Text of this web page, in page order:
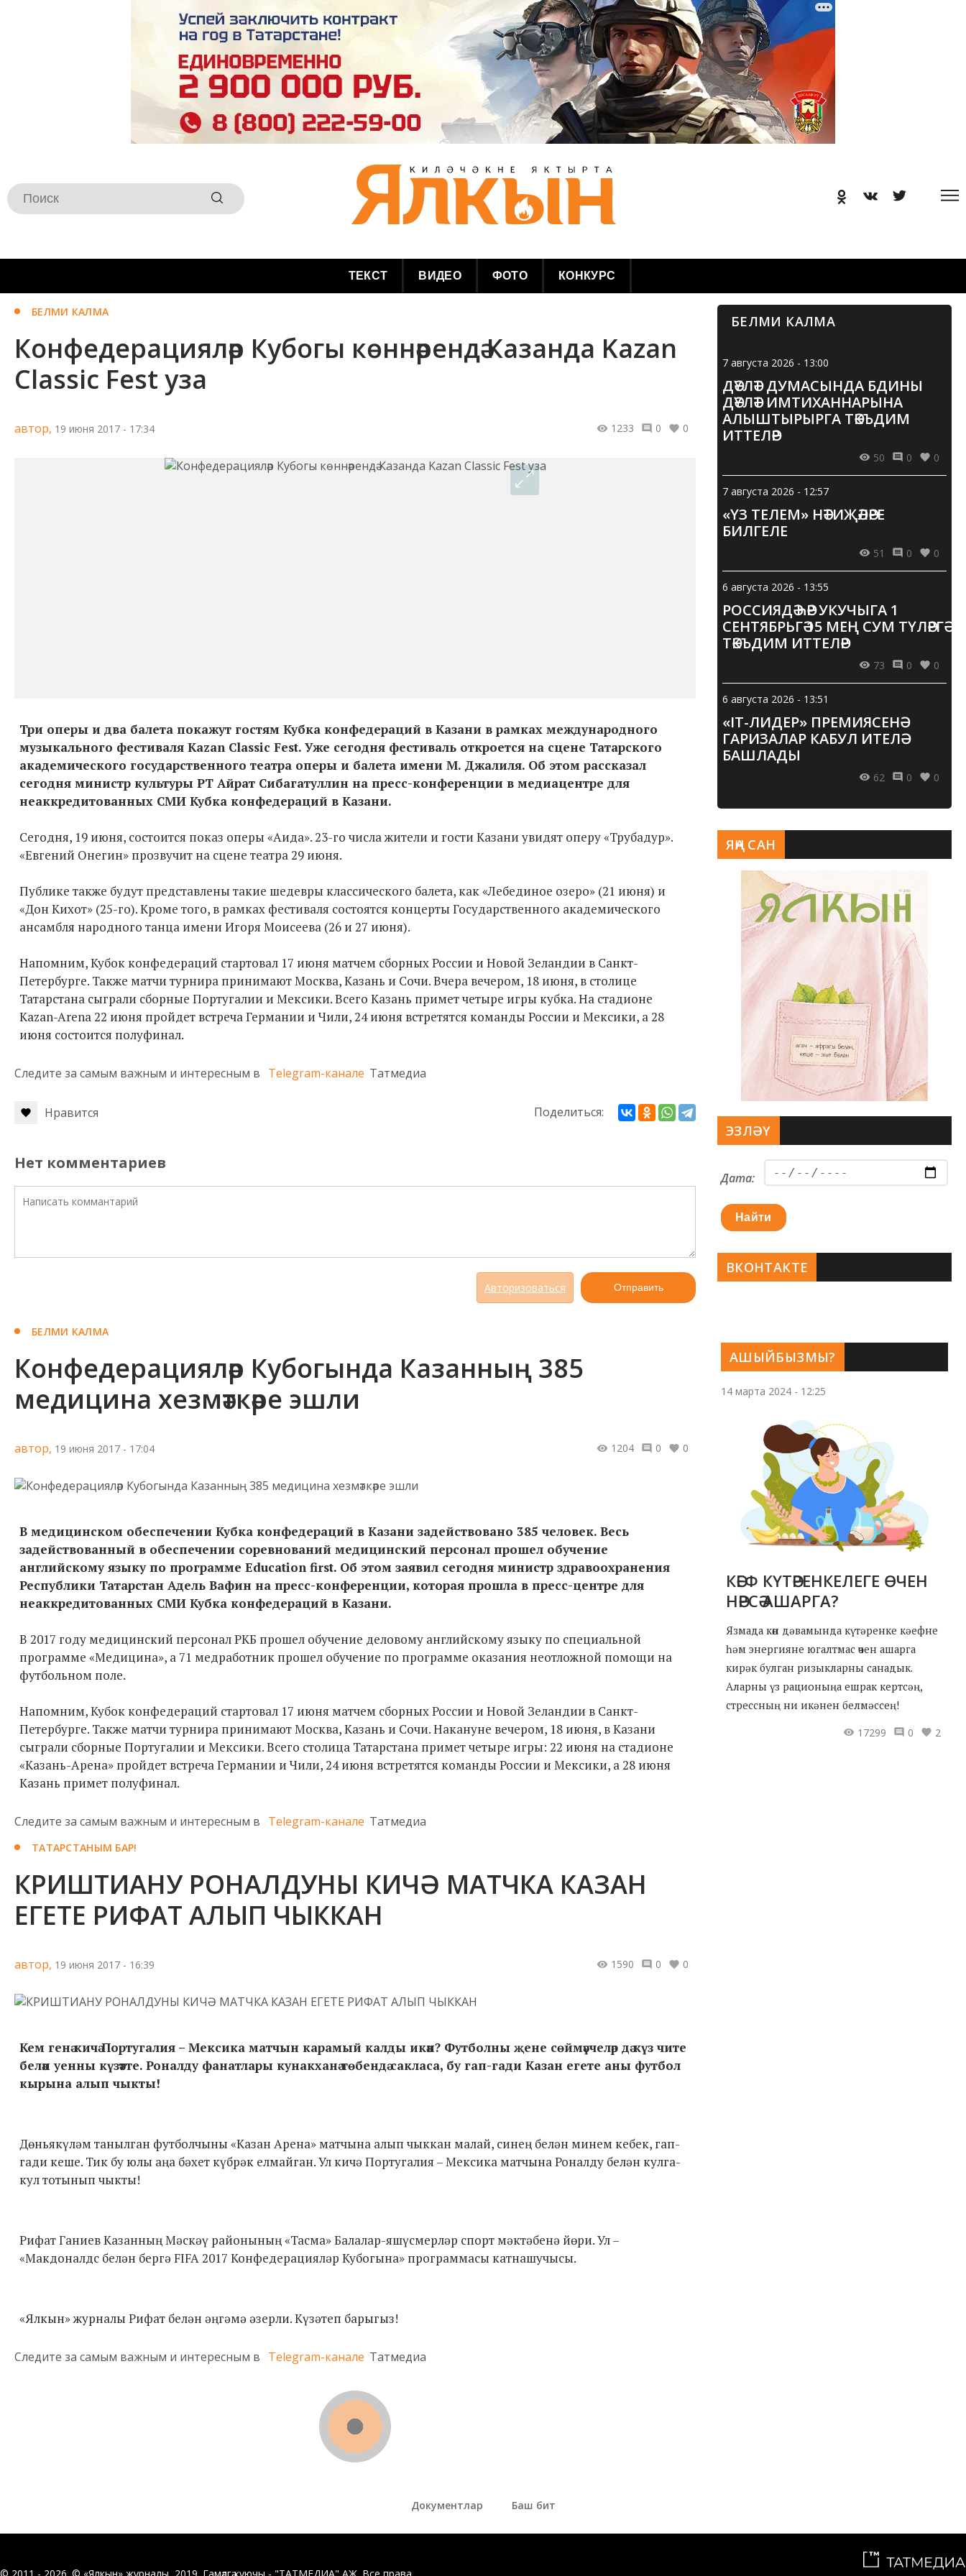
ТЕКСТ ВИДЕО ФОТО КОНКУРС
БЕЛМИ КАЛМА
Конфедерацияләр Кубогы көннәрендә Казанда Kazan
Classic Fest уза
автор, 19 июня 2017 - 17:34 1233 0 0
Три оперы и два балета покажут гостям Кубка конфедераций в Казани в рамках международного
музыкального фестиваля Kazan Classic Fest. Уже сегодня фестиваль откроется на сцене Татарского
академического государственного театра оперы и балета имени М. Джалиля. Об этом рассказал
сегодня министр культуры РТ Айрат Сибагатуллин на пресс-конференции в медиацентре для
неаккредитованных СМИ Кубка конфедераций в Казани.
Сегодня, 19 июня, состоится показ оперы «Аида». 23-го числа жители и гости Казани увидят оперу «Трубадур».
«Евгений Онегин» прозвучит на сцене театра 29 июня.
Публике также будут представлены такие шедевры классического балета, как «Лебединое озеро» (21 июня) и
«Дон Кихот» (25-го). Кроме того, в рамках фестиваля состоятся концерты Государственного академического
ансамбля народного танца имени Игоря Моисеева (26 и 27 июня).
Напомним, Кубок конфедераций стартовал 17 июня матчем сборных России и Новой Зеландии в Санкт-
Петербурге. Также матчи турнира принимают Москва, Казань и Сочи. Вчера вечером, 18 июня, в столице
Татарстана сыграли сборные Португалии и Мексики. Всего Казань примет четыре игры кубка. На стадионе
Kazan-Arena 22 июня пройдет встреча Германии и Чили, 24 июня встретятся команды России и Мексики, а 28
июня состоится полуфинал.
Следите за самым важным и интересным в Telegram-канале Татмедиа
Нравится Поделиться:
Нет комментариев
Авторизоваться Отправить
БЕЛМИ КАЛМА
Конфедерацияләр Кубогында Казанның 385
медицина хезмәткәре эшли
автор, 19 июня 2017 - 17:04 1204 0 0
В медицинском обеспечении Кубка конфедераций в Казани задействовано 385 человек. Весь
задействованный в обеспечении соревнований медицинский персонал прошел обучение
английскому языку по программе Education first. Об этом заявил сегодня министр здравоохранения
Республики Татарстан Адель Вафин на пресс-конференции, которая прошла в пресс-центре для
неаккредитованных СМИ Кубка конфедераций в Казани.
В 2017 году медицинский персонал РКБ прошел обучение деловому английскому языку по специальной
программе «Медицина», а 71 медработник прошел обучение по программе оказания неотложной помощи на
футбольном поле.
Напомним, Кубок конфедераций стартовал 17 июня матчем сборных России и Новой Зеландии в Санкт-
Петербурге. Также матчи турнира принимают Москва, Казань и Сочи. Накануне вечером, 18 июня, в Казани
сыграли сборные Португалии и Мексики. Всего столица Татарстана примет четыре игры: 22 июня на стадионе
«Казань-Арена» пройдет встреча Германии и Чили, 24 июня встретятся команды России и Мексики, а 28 июня
Казань примет полуфинал.
Следите за самым важным и интересным в Telegram-канале Татмедиа
ТАТАРСТАНЫМ БАР!
КРИШТИАНУ РОНАЛДУНЫ КИЧӘ МАТЧКА КАЗАН
ЕГЕТЕ РИФАТ АЛЫП ЧЫККАН
автор, 19 июня 2017 - 16:39 1590 0 0
Кем генә кичә Португалия – Мексика матчын карамый калды икән? Футболны җене сөймәүчеләр дә күз чите
белән уенны күзәтте. Роналду фанатлары кунакханә төбендә сакласа, бу гап-гади Казан егете аны футбол
кырына алып чыкты!
Дөньякүләм танылган футболчыны «Казан Арена» матчына алып чыккан малай, синең белән минем кебек, гап-
гади кеше. Тик бу юлы аңа бәхет күбрәк елмайган. Ул кичә Португалия – Мексика матчына Роналду белән кулга-
кул тотынып чыкты!
Рифат Ганиев Казанның Мәскәү районының «Тасма» Балалар-яшүсмерләр спорт мәктәбенә йөри. Ул –
«Макдоналдс белән бергә FIFA 2017 Конфедерацияләр Кубогына» программасы катнашучысы.
«Ялкын» журналы Рифат белән әңгәмә әзерли. Күзәтеп барыгыз!
Следите за самым важным и интересным в Telegram-канале Татмедиа
БЕЛМИ КАЛМА
7 августа 2026 - 13:00
ДӘҮЛӘТ ДУМАСЫНДА БДИНЫ
ДӘҮЛӘТ ИМТИХАННАРЫНА
АЛЫШТЫРЫРГА ТӘКЪДИМ
ИТТЕЛӘР
50 0 0
7 августа 2026 - 12:57
«ҮЗ ТЕЛЕМ» НӘТИҖӘЛӘРЕ
БИЛГЕЛЕ
51 0 0
6 августа 2026 - 13:55
РОССИЯДӘ ҺӘР УКУЧЫГА 1
СЕНТЯБРЬГӘ 15 МЕҢ СУМ ТҮЛӘРГӘ
ТӘКЪДИМ ИТТЕЛӘР
73 0 0
6 августа 2026 - 13:51
«IT-ЛИДЕР» ПРЕМИЯСЕНӘ
ГАРИЗАЛАР КАБУЛ ИТЕЛӘ
БАШЛАДЫ
62 0 0
АШЫЙБЫЗМЫ?
14 марта 2024 - 12:25
КӘЕФ КҮТӘРЕНКЕЛЕГЕ ӨЧЕН
НӘРСӘ АШАРГА?
Язмада көн дәвамында күтәренке кәефне
һәм энергияне югалтмас өчен ашарга
кирәк булган ризыкларны санадык.
Аларны үз рационыңа ешрак кертсәң,
стрессның ни икәнен белмәссең!
17299
0 2
ЯҢА САН
ЭЗЛӘҮ
Дата:
Найти
ВКОНТАКТЕ
Документлар Баш бит